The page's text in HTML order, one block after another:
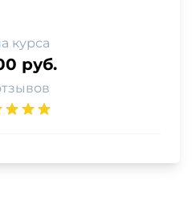
курса
руб.